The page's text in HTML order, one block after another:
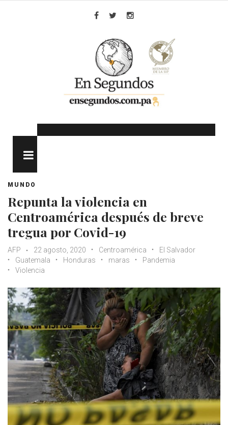
MUNDO
Repunta la violencia en
Centroamérica después de breve
tregua por Covid-19
AFP 22 agosto, 2020 Centroamérica
El Salvador
Guatemala
Honduras maras
Pandemia
Violencia